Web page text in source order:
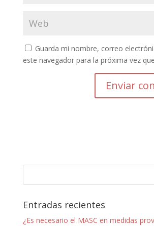
Guarda mi nombre, correo
este navegador para la próxima vez
Entradas recientes
¿Es necesario el MASC en medidas